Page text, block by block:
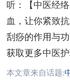
听：【中医经
血，让你紧致
刮痧的作用与
获取更多中医
本文章来自话题: